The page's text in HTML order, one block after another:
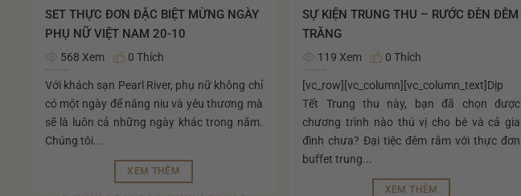
SET THỰC ĐƠN ĐẶC BIỆT MỪNG NGÀY
PHỤ NỮ VIỆT NAM 20-10
568 Xem 0 Thích
Với khách sạn Pearl River, phụ nữ không chỉ
có một ngày để nâng niu và yêu thương mà
sẽ là luôn cả những ngày khác trong năm.
Chúng tôi...
XEM THÊM
SỰ KIỆN TRUNG THU – RƯỚC ĐÈN ĐÊM
TRĂNG
119 Xem 0 Thích
[vc_row][vc_column][vc_column_text]Dịp
Tết Trung thu này, bạn đã chọn được
chương trình nào thú vị cho bé và cả gia
đình chưa? Đại tiệc đêm rằm với thực đơn
buffet trung...
XEM THÊM